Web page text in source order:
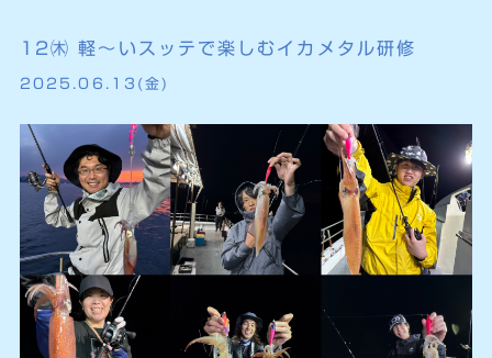
12㈭ 軽〜いスッテで楽しむイカメタル研修
2025.06.13(金)